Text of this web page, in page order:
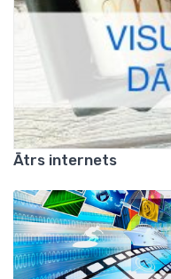
Ātrs internets